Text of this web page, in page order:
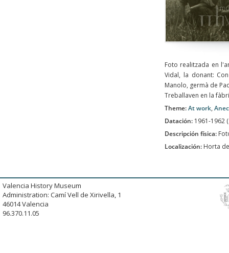
Foto realitzada en
Vidal, la donant:
Manolo, germà de
Treballaven en la
Theme:At work,
Datación: 1961-1962
Descripción física:
Localización: Horta
Valencia History Museum
Administration: Camí Vell de Xirivella, 1
46014 Valencia
96.370.11.05